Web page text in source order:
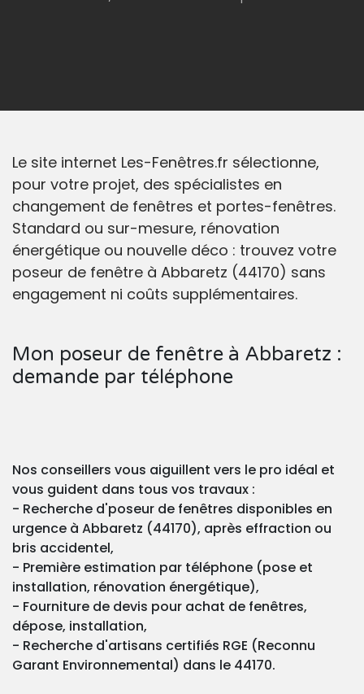
Le site internet Les-Fenêtres.fr sélectionne,
pour votre projet, des spécialistes en
changement de fenêtres et portes-fenêtres.
Standard ou sur-mesure, rénovation
énergétique ou nouvelle déco : trouvez votre
poseur de fenêtre à Abbaretz (44170) sans
engagement ni coûts supplémentaires.
Mon poseur de fenêtre à Abbaretz :
demande par téléphone
Nos conseillers vous aiguillent vers le pro idéal et
vous guident dans tous vos travaux :
- Recherche d'poseur de fenêtres disponibles en
urgence à Abbaretz (44170), après effraction ou
bris accidentel,
- Première estimation par téléphone (pose et
installation, rénovation énergétique),
- Fourniture de devis pour achat de fenêtres,
dépose, installation,
- Recherche d'artisans certifiés RGE (Reconnu
Garant Environnemental) dans le 44170.